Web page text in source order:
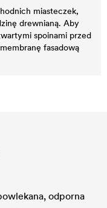
miasteczek,
drewnianą. Aby
spoinami przed
fasadową
odporna